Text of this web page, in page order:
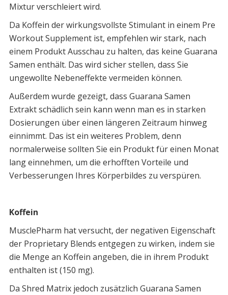
Mixtur verschleiert wird.
Da Koffein der wirkungsvollste Stimulant in einem Pre
Workout Supplement ist, empfehlen wir stark, nach
einem Produkt Ausschau zu halten, das keine Guarana
Samen enthält. Das wird sicher stellen, dass Sie
ungewollte Nebeneffekte vermeiden können.
Außerdem wurde gezeigt, dass Guarana Samen
Extrakt schädlich sein kann wenn man es in starken
Dosierungen über einen längeren Zeitraum hinweg
einnimmt. Das ist ein weiteres Problem, denn
normalerweise sollten Sie ein Produkt für einen Monat
lang einnehmen, um die erhofften Vorteile und
Verbesserungen Ihres Körperbildes zu verspüren.
Koffein
MusclePharm hat versucht, der negativen Eigenschaft
der Proprietary Blends entgegen zu wirken, indem sie
die Menge an Koffein angeben, die in ihrem Produkt
enthalten ist (150 mg).
Da Shred Matrix jedoch zusätzlich Guarana Samen